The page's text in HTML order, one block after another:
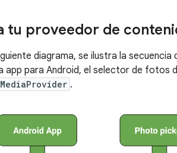
tu proveedor de
diagrama, se ilustra la
app para Android, el selector de fotos
.